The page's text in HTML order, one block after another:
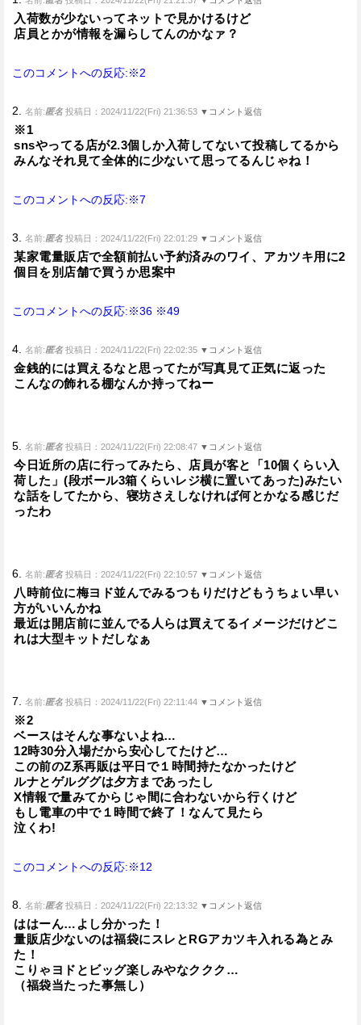
入荷数が少ないってネットで見かけるけど
店員とかが情報を漏らしてんのかなァ？
このコメントへの反応:※2
2. 名前:匿名 投稿日：2024/11/22(Fri) 21:36:53 ▼コメント返信
※1
snsやってる店が2.3個しか入荷してないて投稿してるから
みんなそれ見て全体的に少ないて思ってるんじゃね！
このコメントへの反応:※7
3. 名前:匿名 投稿日：2024/11/22(Fri) 22:01:29 ▼コメント返信
某家電量販店で全額前払い予約済みのワイ、アカツキ用に2
個目を別店舗で買うか思案中
このコメントへの反応:※36 ※49
4. 名前:匿名 投稿日：2024/11/22(Fri) 22:02:35 ▼コメント返信
金銭的には買えるなと思ってたが写真見て正気に返った
こんなの飾れる棚なんか持ってねー
5. 名前:匿名 投稿日：2024/11/22(Fri) 22:08:47 ▼コメント返信
今日近所の店に行ってみたら、店員が客と「10個くらい入
荷した」(段ボール3箱くらいレジ横に置いてあった)みたい
な話をしてたから、寝坊さえしなければ何とかなる感じだ
ったわ
6. 名前:匿名 投稿日：2024/11/22(Fri) 22:10:57 ▼コメント返信
八時前位に梅ヨド並んでみるつもりだけどもうちょい早い
方がいいんかね
最近は開店前に並んでる人らは買えてるイメージだけどこ
れは大型キットだしなぁ
7. 名前:匿名 投稿日：2024/11/22(Fri) 22:11:44 ▼コメント返信
※2
ベースはそんな事ないよね…
12時30分入場だから安心してたけど…
この前のZ系再販は平日で１時間持たなかったけど
ルナとゲルググは夕方まであったし
X情報で量みてからじゃ間に合わないから行くけど
もし電車の中で１時間で終了！なんて見たら
泣くわ!
このコメントへの反応:※12
8. 名前:匿名 投稿日：2024/11/22(Fri) 22:13:32 ▼コメント返信
ははーん…よし分かった！
量販店少ないのは福袋にスレとRGアカツキ入れる為とみ
た！
こりゃヨドとビッグ楽しみやなククク…
（福袋当たった事無し）